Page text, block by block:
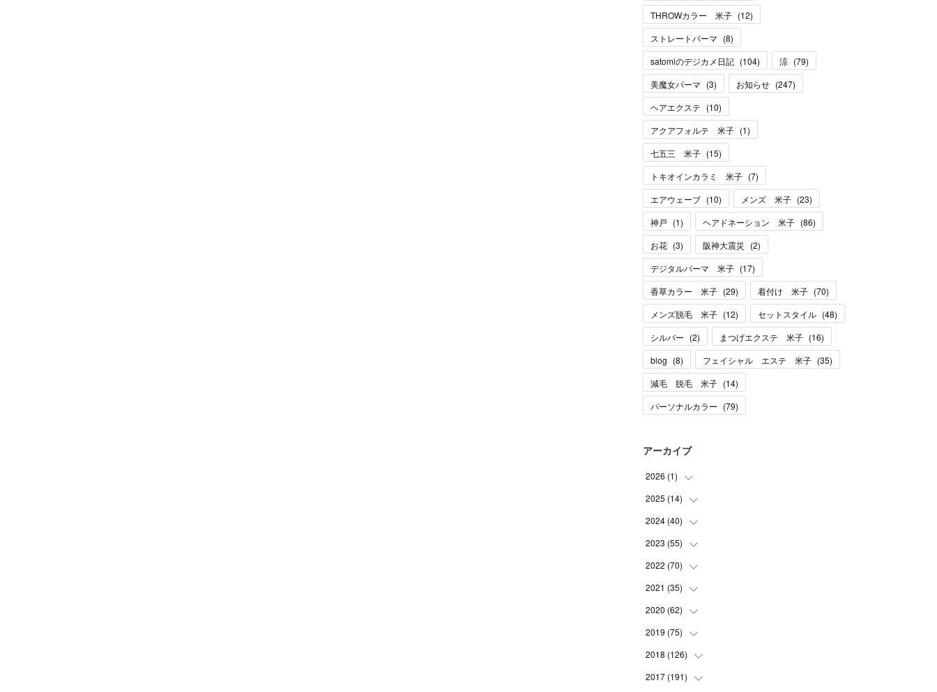
THROWカラー 米子 (12)
ストレートパーマ (8)
satomiのデジカメ日記 (104) 涼 (79)
美魔女パーマ (3) お知らせ (247)
ヘアエクステ (10)
アクアフォルテ 米子 (1)
七五三 米子 (15)
トキオインカラミ 米子 (7)
エアウェーブ (10) メンズ 米子 (23)
神戸 (1) ヘアドネーション 米子 (86)
お花 (3) 阪神大震災 (2)
デジタルパーマ 米子 (17)
香草カラー 米子 (29) 着付け 米子 (70)
メンズ脱毛 米子 (12) セットスタイル (48)
シルバー (2) まつげエクステ 米子 (16)
blog (8) フェイシャル エステ 米子 (35)
減毛 脱毛 米子 (14)
パーソナルカラー (79)
アーカイブ
2026 (1)
(1
2025 (14)
(10
)
(1
(1
(2
2024 (40)
(1
(1
(3
(2
(7
(4)
(3)
2023 (55)
(2
(4
(3
(3
(6)
(4)
2022 (70)
(7
(11
)
(8
(1)
(3)
2021 (35)
(5
(7
(5)
(3)
2020 (62)
(6
(9)
(7)
2019 (75)
(1)
(2)
2018 (126)
(6)
2017 (191)